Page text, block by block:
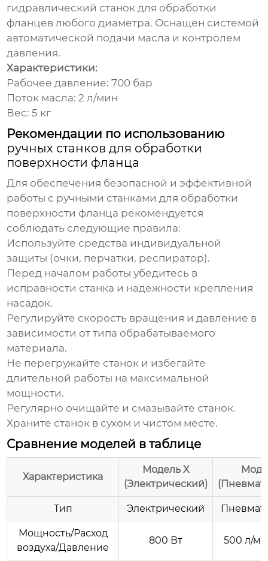
гидравлический станок для обработки
фланцев любого диаметра. Оснащен системой
автоматической подачи масла и контролем
давления.
Характеристики:
Рабочее давление: 700 бар
Поток масла: 2 л/мин
Вес: 5 кг
Рекомендации по использованию
ручных станков для обработки
поверхности фланца
Для обеспечения безопасной и эффективной
работы с ручными станками для обработки
поверхности фланца рекомендуется
соблюдать следующие правила:
Используйте средства индивидуальной
защиты (очки, перчатки, респиратор).
Перед началом работы убедитесь в
исправности станка и надежности крепления
насадок.
Регулируйте скорость вращения и давление в
зависимости от типа обрабатываемого
материала.
Не перегружайте станок и избегайте
длительной работы на максимальной
мощности.
Регулярно очищайте и смазывайте станок.
Храните станок в сухом и чистом месте.
Сравнение моделей в таблице
Характеристика
Модель X
(Электрический)
Тип Электрический
Мощность/Расход
воздуха/Давление
800 Вт 500 л/